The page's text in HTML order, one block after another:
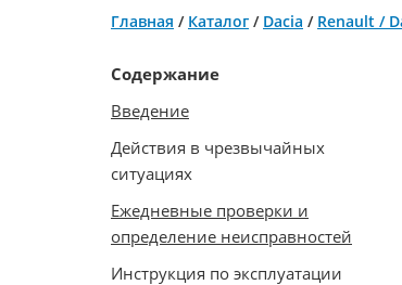
Главная / Каталог / Dacia / Renault /
Содержание
Введение
Действия в чрезвычайных
ситуациях
Ежедневные проверки и
определение неисправностей
Инструкция по эксплуатации